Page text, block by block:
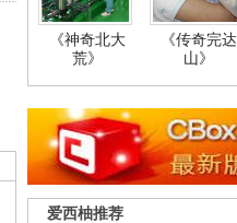
《神奇北大
荒》
《传奇完达
山》
爱西柚推荐